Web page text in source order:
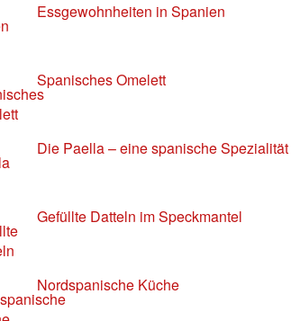
Essgewohnheiten in Spanien
Spanisches Omelett
Die Paella – eine spanische Spezialität
Gefüllte Datteln im Speckmantel
Nordspanische Küche